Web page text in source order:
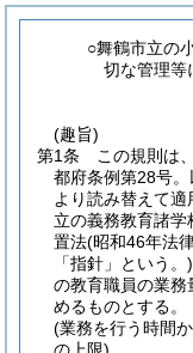
○舞鶴市立の
切な管理等
(趣旨)
第1条
この規則は
都府条例第28号
より読み替えて
立の義務教育諸
置法(昭和46年法
「指針」という。)
の教育職員の業務
めるものとする。
(業務を行う時間